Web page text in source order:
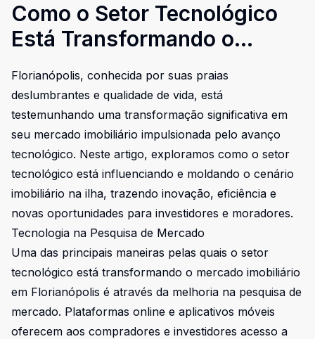
Como o Setor Tecnológico
Está Transformando o
Mercado Imobiliário em
Florianópolis
Florianópolis, conhecida por suas praias
deslumbrantes e qualidade de vida, está
testemunhando uma transformação significativa em
seu mercado imobiliário impulsionada pelo avanço
tecnológico. Neste artigo, exploramos como o setor
tecnológico está influenciando e moldando o cenário
imobiliário na ilha, trazendo inovação, eficiência e
novas oportunidades para investidores e moradores.
Tecnologia na Pesquisa de Mercado
Uma das principais maneiras pelas quais o setor
tecnológico está transformando o mercado imobiliário
em Florianópolis é através da melhoria na pesquisa de
mercado. Plataformas online e aplicativos móveis
oferecem aos compradores e investidores acesso a